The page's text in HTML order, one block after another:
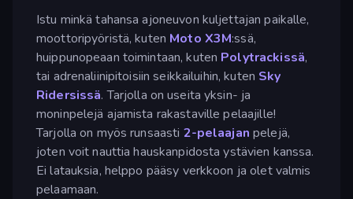
Istu minkä tahansa ajoneuvon kuljettajan paikalle,
moottoripyöristä, kuten Moto X3M:ssä,
huippunopeaan toimintaan, kuten Polytrackissä,
tai adrenaliinipitoisiin seikkailuihin, kuten Sky
Ridersissä. Tarjolla on useita yksin- ja
moninpelejä ajamista rakastaville pelaajille!
Tarjolla on myös runsaasti 2-pelaajan pelejä,
joten voit nauttia hauskanpidosta ystävien kanssa.
Ei latauksia, helppo pääsy verkkoon ja olet valmis
pelaamaan.